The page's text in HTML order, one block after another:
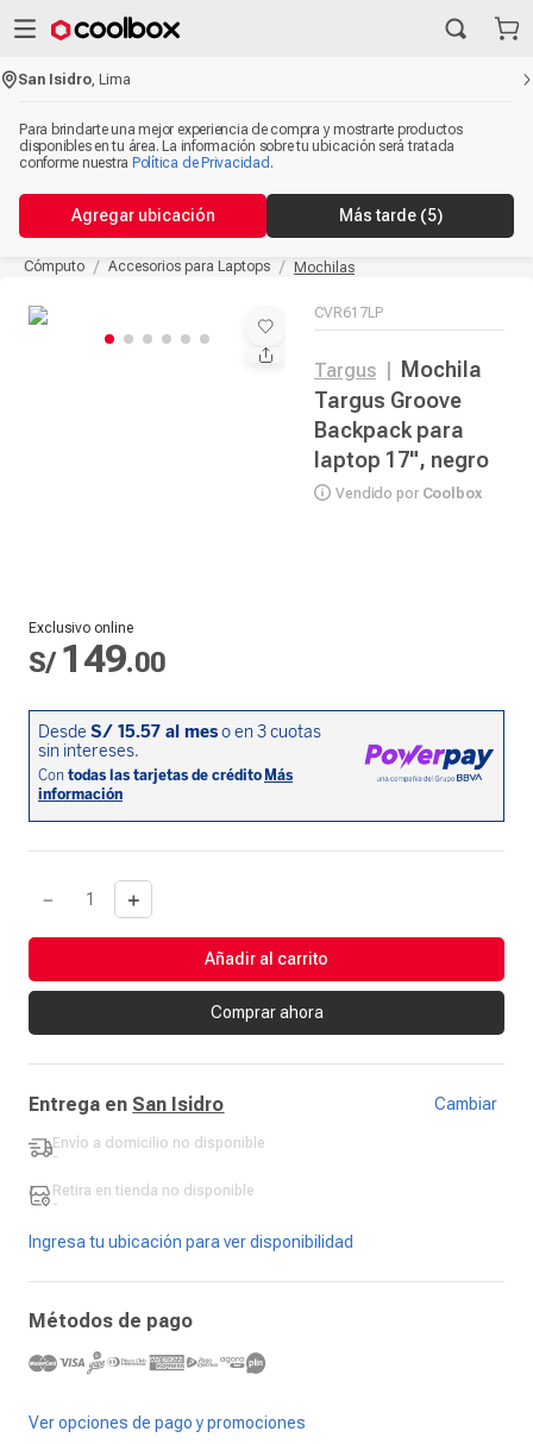
San Isidro ,Lima
Para brindarte una mejor experiencia de compra y mostrarte productos
disponibles en tu área. La información sobre tu ubicación será tratada
conforme nuestra Política de Privacidad .
Agregar ubicación Más tarde (5)
Cómputo Accesorios para Laptops Mochilas
CVR617LP
Targus
Mochila
Targus Groove
Backpack para
laptop 17", negro
Vendido por Coolbox
Exclusivo online
S/ 149.00
＋
－
Añadir al carrito
Comprar ahora
Entrega en San Isidro Cambiar
Envío a domicilio no disponible
-
Retira en tienda no disponible
-
Ingresa tu ubicación para ver disponibilidad
Métodos de pago
Ver opciones de pago y promociones